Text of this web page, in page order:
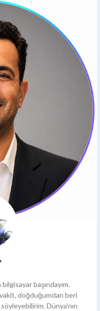
başındayım.
vakit, doğduğumdan beri
Dünya'nın